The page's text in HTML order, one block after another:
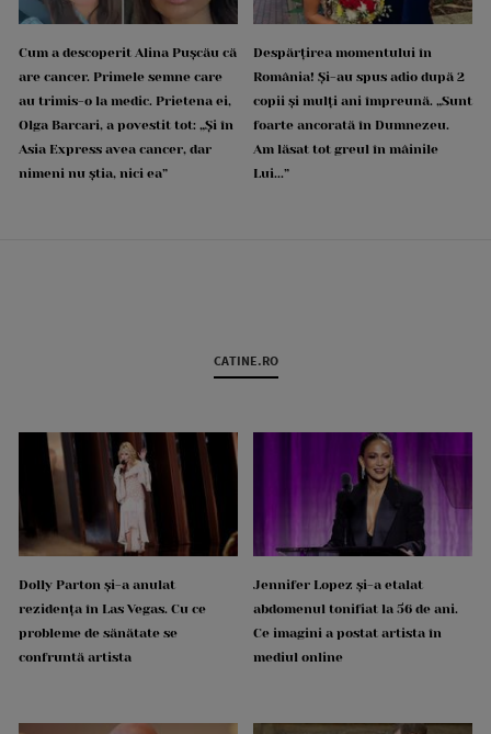
Cum a descoperit Alina Pușcău că
are cancer. Primele semne care
au trimis-o la medic. Prietena ei,
Olga Barcari, a povestit tot: „Și în
Asia Express avea cancer, dar
nimeni nu știa, nici ea”
Despărțirea momentului în
România! Și-au spus adio după 2
copii și mulți ani împreună. „Sunt
foarte ancorată în Dumnezeu.
Am lăsat tot greul în mâinile
Lui...”
CATINE.RO
Dolly Parton și-a anulat
rezidența în Las Vegas. Cu ce
probleme de sănătate se
confruntă artista
Jennifer Lopez și-a etalat
abdomenul tonifiat la 56 de ani.
Ce imagini a postat artista în
mediul online